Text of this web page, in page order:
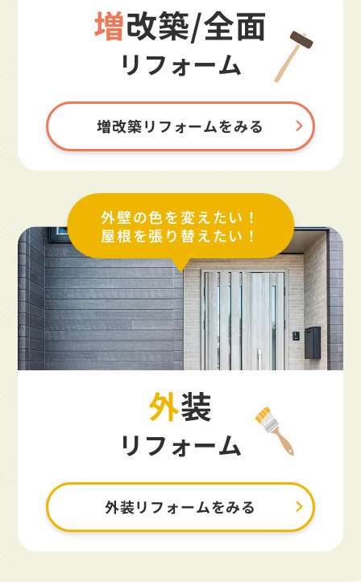
増改築/全面
リフォーム
増改築リフォームをみる
外壁の色を変えたい！
屋根を張り替えたい！
外装
リフォーム
外装リフォームをみる